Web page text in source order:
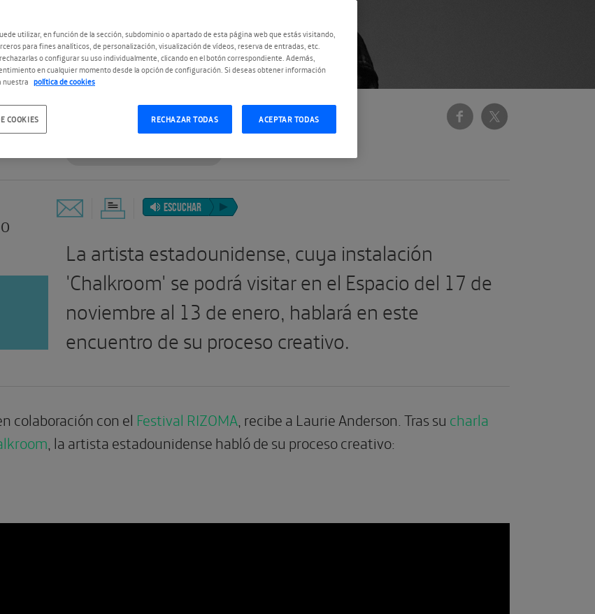
#EspacioLaurieAnderson
ESCUCHAR
La artista estadounidense, cuya instalación
'Chalkroom' se podrá visitar en el Espacio del 17 de
noviembre al 13 de enero, hablará en este
encuentro de su proceso creativo.
colaboración con el Festival RIZOMA , recibe a Laurie Anderson. Tras su charla
, la artista estadounidense habló de su proceso creativo:
utilizar, en función de la sección, subdominio o apartado de esta página web que estás visitando,
para fines analíticos, de personalización, visualización de vídeos, reserva de entradas, etc.
o configurar su uso individualmente, clicando en el botón correspondiente. Además,
en cualquier momento desde la opción de configuración. Si deseas obtener información
nuestra política de cookies
RECHAZAR TODAS ACEPTAR TODAS
COOKIES